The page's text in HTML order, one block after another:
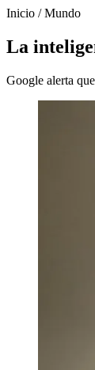
Inicio /Mundo
La
Google alerta